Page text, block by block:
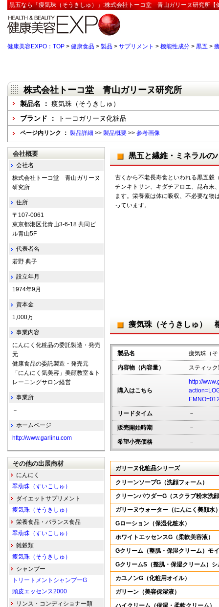
黒五なら「痩気珠（そうきしゅ）」:株式会社トーコ堂 青山ガリーヌ研究所【
健康美容EXPO：TOP > 健康食品 > 製品 > サプリメント > 機能性成分 > 黒五 >
株式会社トーコ堂 青山ガリーヌ研究所
製品名 ： 痩気珠（そうきしゅ）
ブランド ：
トーコガリーヌ化粧品
ページ内リンク ： 製品詳細 >> 製品概要 >> 参考画像
黒五と繊維・ミネラルの
古くから不老長寿食といわれる黒五穀
チンキトサン、キダチアロエ、昆布末
ます。栄養素は体に吸収、不必要な物
っています。
痩気珠（そうきしゅ）
製品名 痩気珠（
内容物（内容量） スティッ
購入はこちら
http://
リードタイム －
販売開始時期 －
希望小売価格 －
ガリーヌ化粧品シリーズ
クリーンソープG（洗顔フォーム）
クリーンパウダーG（スクラブ粉末洗
ガリーヌウォーター（にんにく美顔水
Gローション（保湿化粧水）
ホワイトエッセンスG（柔軟美容液）
Gクリーム（整肌・保湿クリーム）モ
GクリームS（整肌・保湿クリーム）
カユノンG（化粧用オイル）
ガリーン（美容保湿液）
ハイクリーム（保湿・柔軟クリーム）
会社概要
会社名
株式会社トーコ堂 青山ガリーヌ
研究所
住所
〒107-0061
東京都港区北青山3-6-18 共同ビ
ル青山5F
代表者名
若野 典子
設立年月
1974年9月
資本金
1,000万
事業内容
にんにく化粧品の委託製造・発売
元
健康食品の委託製造・発売元
「にんにく気美容」美顔教室＆ト
レーニングサロン経営
事業所
－
ホームページ
http://www.garlinu.com
その他の出展商材
にんにく
翠葫珠（すいこしゅ）
ダイエットサプリメント
痩気珠（そうきしゅ）
栄養食品・バランス食品
翠葫珠（すいこしゅ）
雑穀類
痩気珠（そうきしゅ）
シャンプー
トリートメントシャンプーG
頭皮エッセンス2000
リンス・コンディショナー類